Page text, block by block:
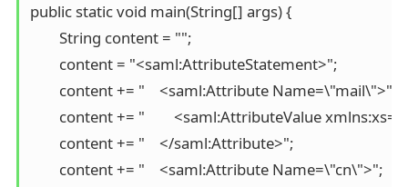
public static void main(String[] args) {
        String content = "";
        content = "<saml:AttributeStatement>";
        content += "    <saml:Attribute Name=\"mail\">";
content += "        <saml:AttributeValue
        content += "    </saml:Attribute>";
        content += "    <saml:Attribute Name=\"cn\">";